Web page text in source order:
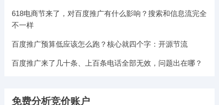
618电商节来了，对百度推广有什么影响？搜索和信息流完全
不一样
百度推广预算低应该怎么跑？核心就四个字：开源节流
百度推广来了几十条、上百条电话全部无效，问题出在哪？
免费分析竞价账户